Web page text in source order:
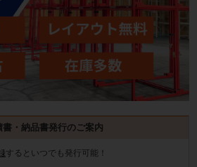
書・納品書発行のご案内
するといつでも発行可能！